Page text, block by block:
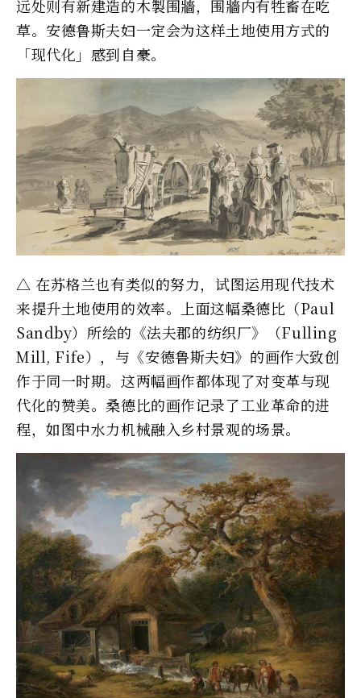
远处则有新建造的木製围牆，围牆内有牲畜在吃
草。安德鲁斯夫妇一定会为这样土地使用方式的
「现代化」感到自豪。
△ 在苏格兰也有类似的努力，试图运用现代技术
来提升土地使用的效率。上面这幅桑德比（Paul
Sandby）所绘的《法夫郡的纺织厂》（Fulling
Mill, Fife），与《安德鲁斯夫妇》的画作大致创
作于同一时期。这两幅画作都体现了对变革与现
代化的赞美。桑德比的画作记录了工业革命的进
程，如图中水力机械融入乡村景观的场景。